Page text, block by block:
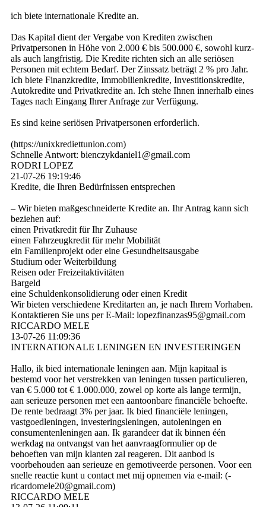
ich biete internationale Kredite an.
Das Kapital dient der Vergabe von Krediten zwischen
Privatpersonen in Höhe von 2.000 € bis 500.000 €, sowohl kurz-
als auch langfristig. Die Kredite richten sich an alle seriösen
Personen mit echtem Bedarf. Der Zinssatz beträgt 2 % pro Jahr.
Ich biete Finanzkredite, Immobilienkredite, Investitionskredite,
Autokredite und Privatkredite an. Ich stehe Ihnen innerhalb eines
Tages nach Eingang Ihrer Anfrage zur Verfügung.
Es sind keine seriösen Privatpersonen erforderlich.
(­https:­//­unixkrediettunion.­com)­
Schnelle Antwort: bienczykdaniel1@­gmail.­com
RODRI LOPEZ
21-07-26 19:19:46
Kredite, die Ihren Bedürfnissen entsprechen
– Wir bieten maßgeschneiderte Kredite an. Ihr Antrag kann sich
beziehen auf:
einen Privatkredit für Ihr Zuhause
einen Fahrzeugkredit für mehr Mobilität
ein Familienprojekt oder eine Gesundheitsausgabe
Studium oder Weiterbildung
Reisen oder Freizeitaktivitäten
Bargeld
eine Schuldenkonsolidierung oder einen Kredit
Wir bieten verschiedene Kreditarten an, je nach Ihrem Vorhaben.
Kontaktieren Sie uns per E-Mail: lopezfinanzas95@­gmail.­com
RICCARDO MELE
13-07-26 11:09:36
INTERNATIONALE LENINGEN EN INVESTERINGEN
Hallo, ik bied internationale leningen aan. Mijn kapitaal is
bestemd voor het verstrekken van leningen tussen particulieren,
van € 5.000 tot € 1.000.000, zowel op korte als lange termijn,
aan serieuze personen met een aantoonbare financiële behoefte.
De rente bedraagt ​​3% per jaar. Ik bied financiële leningen,
vastgoedleningen, investeringsleningen, autoleningen en
consumentenleningen aan. Ik garandeer dat ik binnen één
werkdag na ontvangst van het aanvraagformulier op de
behoeften van mijn klanten zal reageren. Dit aanbod is
voorbehouden aan serieuze en gemotiveerde personen. Voor een
snelle reactie kunt u contact met mij opnemen via e-mail: (­
ricardomele20@­gmail.­com)­
RICCARDO MELE